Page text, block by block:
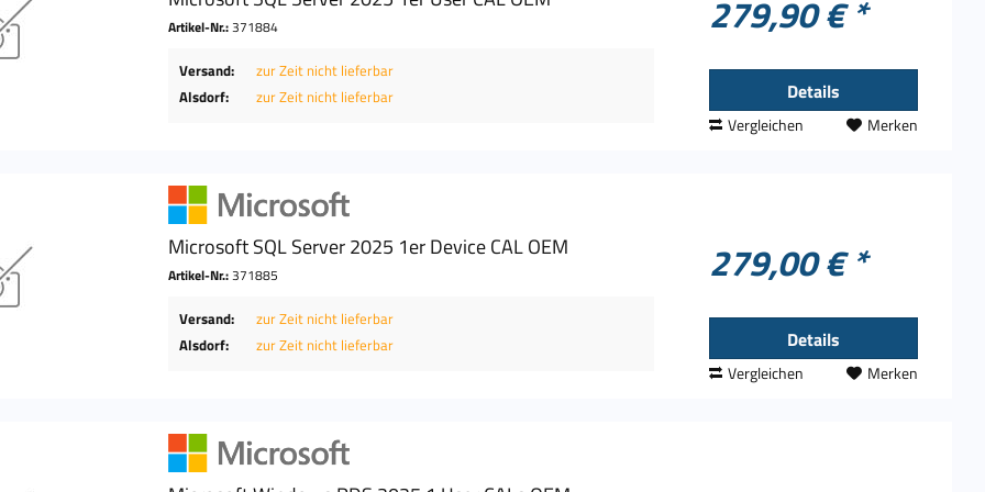
Artikel-Nr.:371884
Versand:
zur Zeit nicht lieferbar
Alsdorf:
zur Zeit nicht lieferbar
279,90 € *
Details
Vergleichen Merken
Microsoft SQL Server 2025 1er Device CAL OEM
Artikel-Nr.:371885
Versand:
zur Zeit nicht lieferbar
Alsdorf:
zur Zeit nicht lieferbar
279,00 € *
Details
Vergleichen Merken